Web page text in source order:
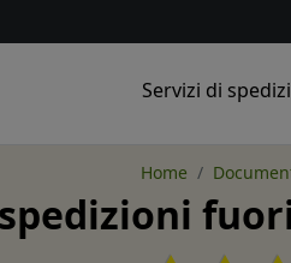
Servizi di
Home